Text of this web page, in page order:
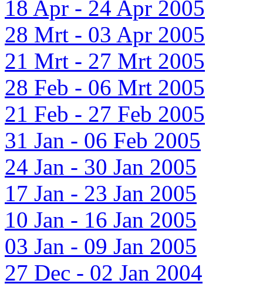
18 Apr - 24 Apr 2005
28 Mrt - 03 Apr 2005
21 Mrt - 27 Mrt 2005
28 Feb - 06 Mrt 2005
21 Feb - 27 Feb 2005
31 Jan - 06 Feb 2005
24 Jan - 30 Jan 2005
17 Jan - 23 Jan 2005
10 Jan - 16 Jan 2005
03 Jan - 09 Jan 2005
27 Dec - 02 Jan 2004